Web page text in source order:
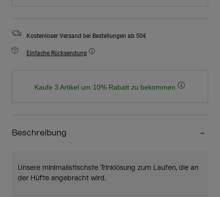
Kostenloser Versand bei Bestellungen ab 50€
Einfache Rücksendung
Kaufe 3 Artikel um 10% Rabatt zu bekommen
Beschreibung
Unsere minimalistischste Trinklösung zum Laufen, die an
der Hüfte angebracht wird.